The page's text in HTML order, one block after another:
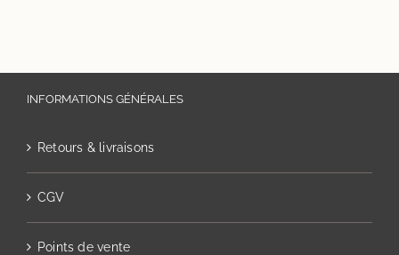
INFORMATIONS GÉNÉRALES
Retours & livraisons
CGV
Points de vente